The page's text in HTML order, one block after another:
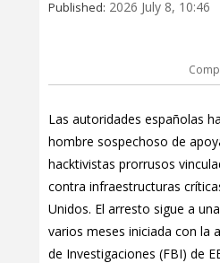
Published: 2026 July 8, 10:46
Las autoridades españolas
hombre sospechoso de
hacktivistas prorrusos
contra infraestructuras
Unidos. El arresto sigue a
varios meses iniciada con la
de Investigaciones (FBI) de